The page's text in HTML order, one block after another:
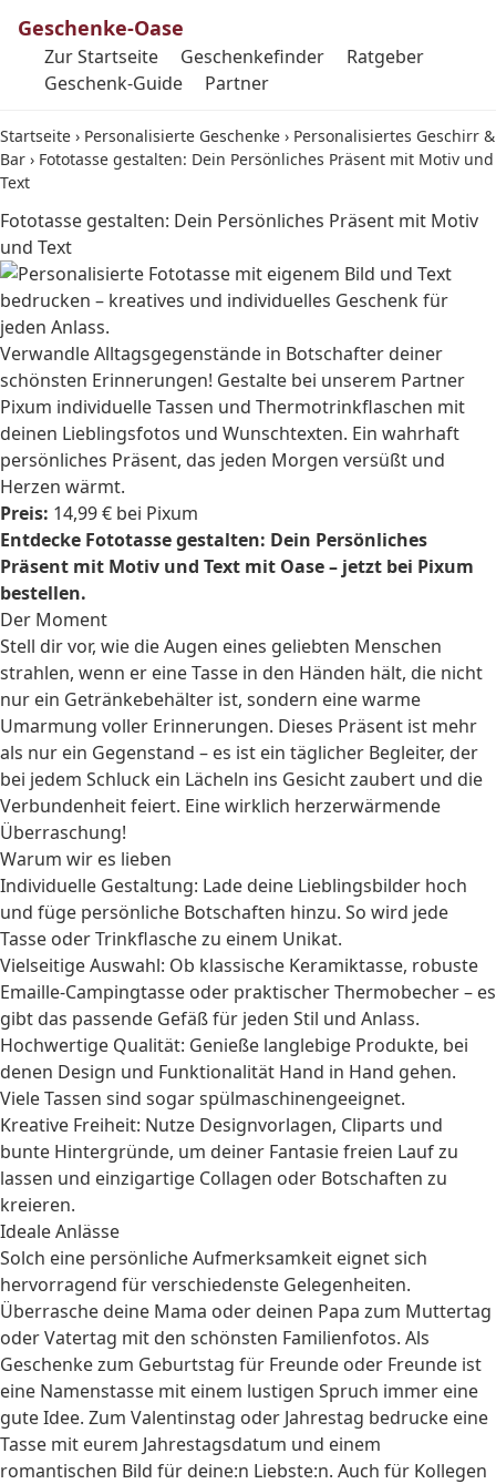
Geschenke-Oase
Zur Startseite Geschenkefinder
Ratgeber
Geschenk-Guide
Partner
Startseite › Personalisierte Geschenke › Personalisiertes Geschirr &
Bar › Fototasse gestalten: Dein Persönliches Präsent mit Motiv und
Text
Fototasse gestalten: Dein Persönliches Präsent mit Motiv
und Text
Verwandle Alltagsgegenstände in Botschafter deiner
schönsten Erinnerungen! Gestalte bei unserem Partner
Pixum individuelle Tassen und Thermotrinkflaschen mit
deinen Lieblingsfotos und Wunschtexten. Ein wahrhaft
persönliches Präsent, das jeden Morgen versüßt und
Herzen wärmt.
Preis: 14,99 € bei Pixum
Entdecke Fototasse gestalten: Dein Persönliches
Präsent mit Motiv und Text mit Oase – jetzt bei Pixum
bestellen.
Der Moment
Stell dir vor, wie die Augen eines geliebten Menschen
strahlen, wenn er eine Tasse in den Händen hält, die nicht
nur ein Getränkebehälter ist, sondern eine warme
Umarmung voller Erinnerungen. Dieses Präsent ist mehr
als nur ein Gegenstand – es ist ein täglicher Begleiter, der
bei jedem Schluck ein Lächeln ins Gesicht zaubert und die
Verbundenheit feiert. Eine wirklich herzerwärmende
Überraschung!
Warum wir es lieben
Individuelle Gestaltung: Lade deine Lieblingsbilder hoch
und füge persönliche Botschaften hinzu. So wird jede
Tasse oder Trinkflasche zu einem Unikat.
Vielseitige Auswahl: Ob klassische Keramiktasse, robuste
Emaille-Campingtasse oder praktischer Thermobecher – es
gibt das passende Gefäß für jeden Stil und Anlass.
Hochwertige Qualität: Genieße langlebige Produkte, bei
denen Design und Funktionalität Hand in Hand gehen.
Viele Tassen sind sogar spülmaschinengeeignet.
Kreative Freiheit: Nutze Designvorlagen, Cliparts und
bunte Hintergründe, um deiner Fantasie freien Lauf zu
lassen und einzigartige Collagen oder Botschaften zu
kreieren.
Ideale Anlässe
Solch eine persönliche Aufmerksamkeit eignet sich
hervorragend für verschiedenste Gelegenheiten.
Überrasche deine Mama oder deinen Papa zum Muttertag
oderVatertag mit den schönsten Familienfotos. Als
Geschenke zum Geburtstag für Freunde oder Freunde ist
eine Namenstasse mit einem lustigen Spruch immer eine
gute Idee. Zum Valentinstag oder Jahrestag bedrucke eine
Tasse mit eurem Jahrestagsdatum und einem
romantischen Bild für deine:n Liebste:n. Auch für Kollegen